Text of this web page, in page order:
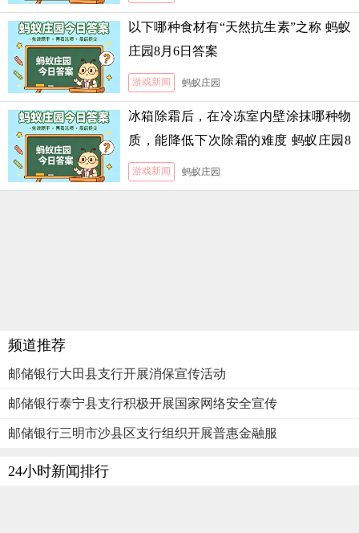
以下哪种食材有“天然抗生素”之称 蚂蚁
庄园8月6日答案
游戏新闻 蚂蚁庄园
冰箱除霜后，在冷冻室内壁涂抹哪种物
质，能降低下次除霜的难度 蚂蚁庄园8
月5日答案
游戏新闻 蚂蚁庄园
频道推荐
邮储银行大田县支行开展消保宣传活动
邮储银行泰宁县支行积极开展国家网络安全宣传
邮储银行三明市沙县区支行组织开展普惠金融服
24小时新闻排行